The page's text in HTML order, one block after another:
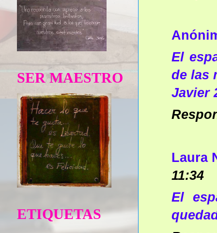
El
de las
Javier
Laura
11:34
El
SER MAESTRO
ETIQUETAS